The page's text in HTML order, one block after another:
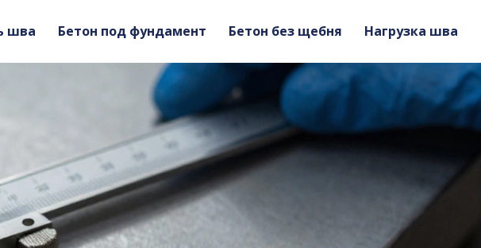
шва Бетон под фундамент Бетон без щебня Нагрузка шва